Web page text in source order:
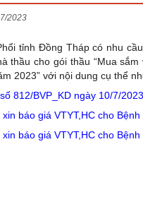
2023
tỉnh Đồng Tháp có nhu
thầu cho gói thầu “Mua
2023” với nội dung cụ thể
812/BVP_KD ngày 10/7/
xin báo giá VTYT,HC cho
xin báo giá VTYT,HC cho